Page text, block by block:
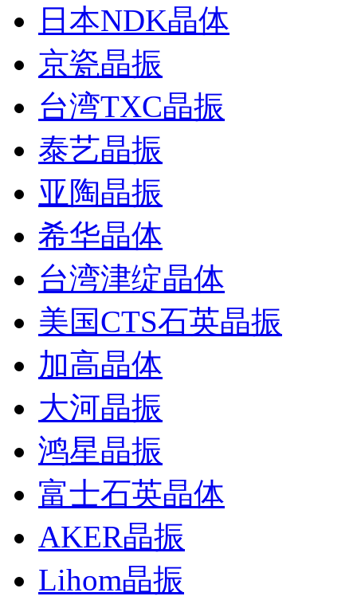
日本NDK晶体
京瓷晶振
台湾TXC晶振
泰艺晶振
亚陶晶振
希华晶体
台湾津绽晶体
美国CTS石英晶振
加高晶体
大河晶振
鸿星晶振
富士石英晶体
AKER晶振
Lihom晶振